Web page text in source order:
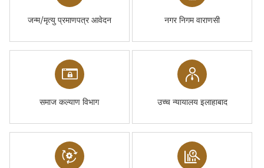
जन्म/मृत्यु प्रमाणपत्र आवेदन नगर निगम वाराणसी
समाज कल्याण विभाग उच्च न्यायालय इलाहाबाद